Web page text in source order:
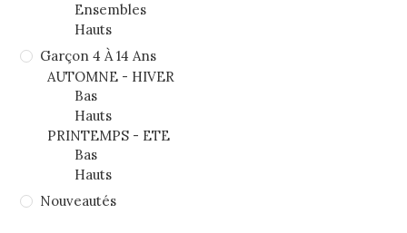
Ensembles
Hauts
Garçon 4 À 14 Ans
AUTOMNE - HIVER
Bas
Hauts
PRINTEMPS - ETE
Bas
Hauts
Nouveautés